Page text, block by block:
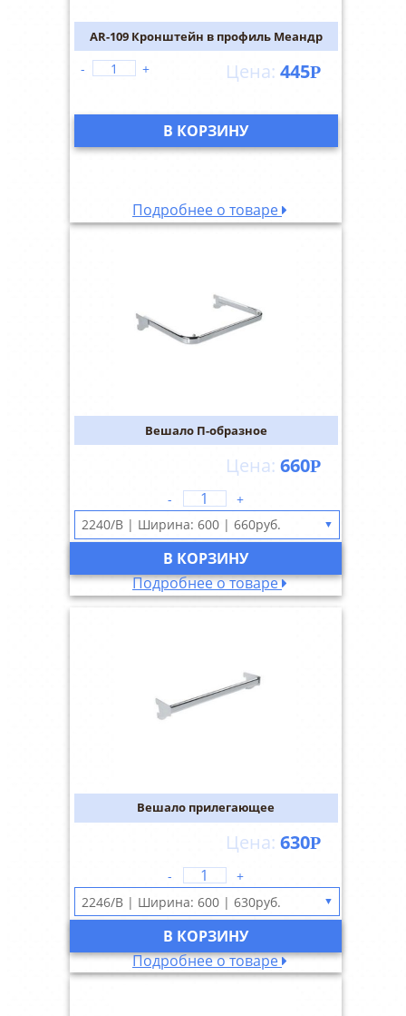
AR-109 Кронштейн в профиль Меандр
445Р
- +
В КОРЗИНУ
Подробнее о товаре
Вешало П-образное
660Р
- +
В КОРЗИНУ
▼
Подробнее о товаре
Вешало прилегающее
630Р
- +
В КОРЗИНУ
▼
Подробнее о товаре